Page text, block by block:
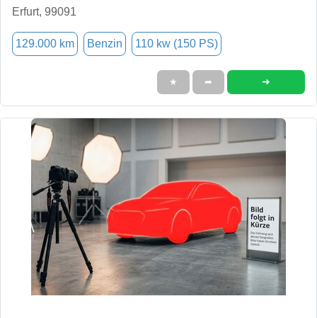
Erfurt, 99091
129.000 km Benzin 110 kw (150 PS)
★ ➦ ➜